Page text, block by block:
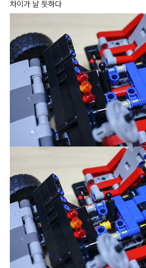
차이가 날 듯하다